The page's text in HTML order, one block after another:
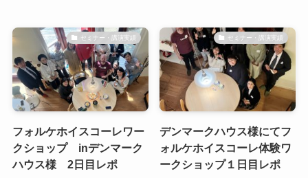
セミナー・講演実績
フォルケホイスコーレワー
クショップ inデンマーク
ハウス様 2日目レポ
セミナー・講演実績
デンマークハウス様にてフ
ォルケホイスコーレ体験ワ
ークショップ１日目レポ